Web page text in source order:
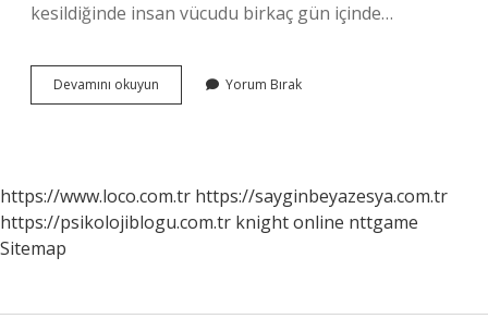
kesildiğinde insan vücudu birkaç gün içinde…
Devamını okuyun
Yan
Yorum Bırak
https://www.loco.com.tr https://sayginbeyazesya.com.tr
https://psikolojiblogu.com.tr knight online nttgame
Sitemap